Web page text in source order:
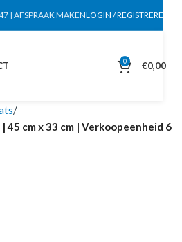
| AFSPRAAK MAKENLOGIN / REGISTREREN
0 €0,00
45 cm x 33 cm | Verkoopeenheid 6